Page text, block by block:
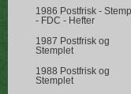
1986 Postfrisk -
- FDC - Hefter
1987 Postfrisk og
Stemplet
1988 Postfrisk og
Stemplet